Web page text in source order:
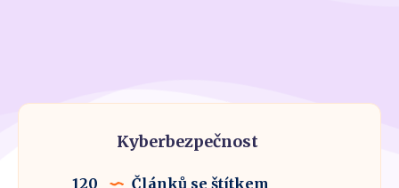
Kyberbezpečnost
120 Článků se štítkem